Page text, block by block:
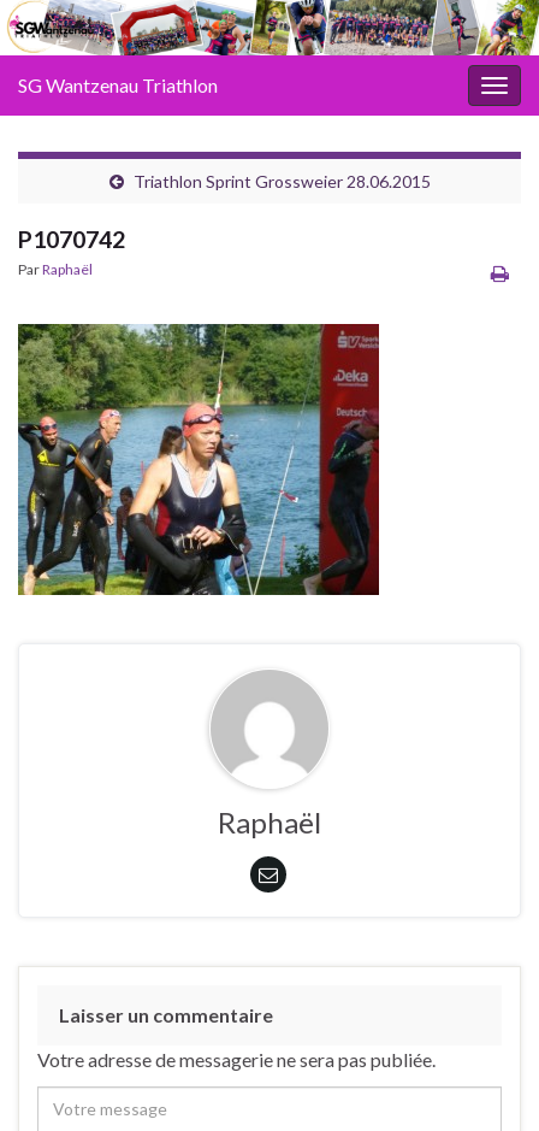
SG Wantzenau Triathlon
Triathlon Sprint Grossweier 28.06.2015
P1070742
ParRaphaël
Raphaël
Laisser un commentaire
Votre adresse de messagerie ne sera pas publiée.